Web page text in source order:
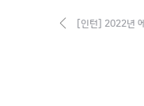
[인턴] 2022년